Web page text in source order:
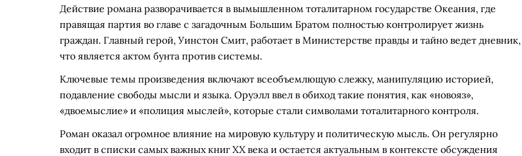
Действие романа разворачивается в вымышленном тоталитарном государстве Океания, где
правящая партия во главе с загадочным Большим Братом полностью контролирует жизнь
граждан. Главный герой, Уинстон Смит, работает в Министерстве правды и тайно ведет дневник,
что является актом бунта против системы.
Ключевые темы произведения включают всеобъемлющую слежку, манипуляцию историей,
подавление свободы мысли и языка. Оруэлл ввел в обиход такие понятия, как «новояз»,
«двоемыслие» и «полиция мыслей», которые стали символами тоталитарного контроля.
Роман оказал огромное влияние на мировую культуру и политическую мысль. Он регулярно
входит в списки самых важных книг XX века и остается актуальным в контексте обсуждения